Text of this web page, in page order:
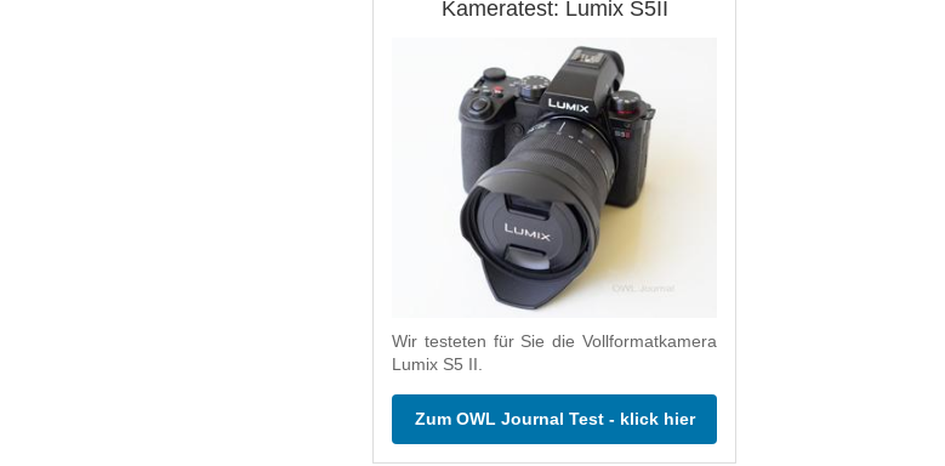
Kameratest: Lumix S5II
Wir testeten für Sie die Vollformatkamera
Lumix S5 II.
Zum OWL Journal Test - klick hier